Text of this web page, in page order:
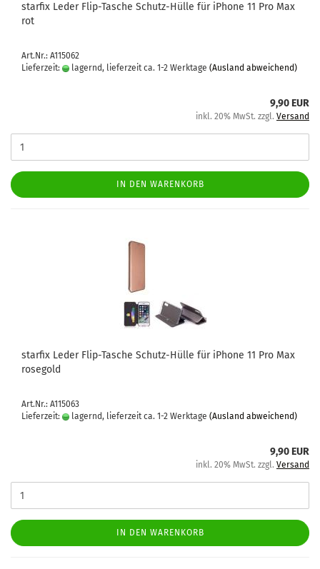
star­fix Leder Flip-​Ta­sche Schutz-​​Hülle für iPho­ne 11 Pro Max
rot
Art.Nr.: A115062
Lieferzeit:
lagernd, lieferzeit ca. 1-2 Werktage (Ausland abweichend)
9,90 EUR
inkl. 20% MwSt. zzgl. Versand
IN DEN WARENKORB
star­fix Leder Flip-​Ta­sche Schutz-​​Hülle für iPho­ne 11 Pro Max
ro­se­gold
Art.Nr.: A115063
Lieferzeit:
lagernd, lieferzeit ca. 1-2 Werktage (Ausland abweichend)
9,90 EUR
inkl. 20% MwSt. zzgl. Versand
IN DEN WARENKORB